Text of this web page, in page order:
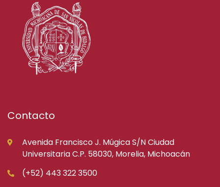
Contacto
Avenida Francisco J. Múgica S/N Ciudad
Universitaria C.P. 58030, Morelia, Michoacán
(+52) 443 322 3500